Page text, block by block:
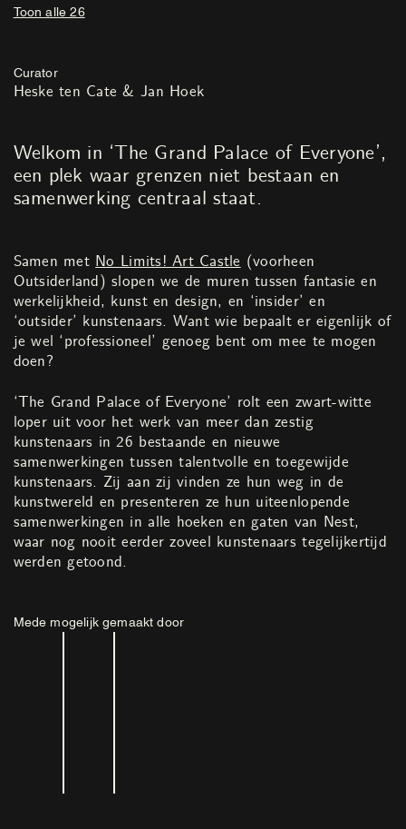
Toon alle 26
Curator
Heske ten Cate & Jan Hoek
Welkom in ‘The Grand Palace of Everyone’,
een plek waar grenzen niet bestaan en
samenwerking centraal staat.
Samen met No Limits! Art Castle (voorheen
Outsiderland) slopen we de muren tussen fantasie en
werkelijkheid, kunst en design, en ‘insider’ en
‘outsider’ kunstenaars. Want wie bepaalt er eigenlijk of
je wel ‘professioneel’ genoeg bent om mee te mogen
doen?
‘The Grand Palace of Everyone’ rolt een zwart-witte
loper uit voor het werk van meer dan zestig
kunstenaars in 26 bestaande en nieuwe
samenwerkingen tussen talentvolle en toegewijde
kunstenaars. Zij aan zij vinden ze hun weg in de
kunstwereld en presenteren ze hun uiteenlopende
samenwerkingen in alle hoeken en gaten van Nest,
waar nog nooit eerder zoveel kunstenaars tegelijkertijd
werden getoond.
Mede mogelijk gemaakt door